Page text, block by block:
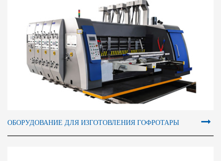
ОБОРУДОВАНИЕ ДЛЯ ИЗГОТОВЛЕНИЯ ГОФРОТАРЫ